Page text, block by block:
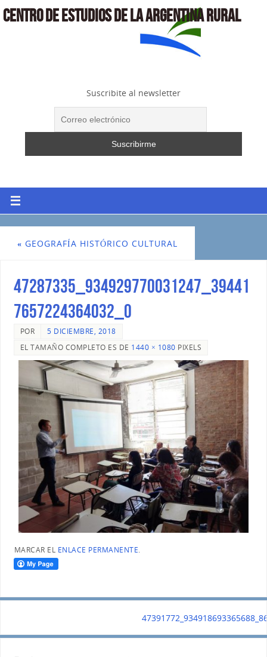
CENTRO DE ESTUDIOS DE LA ARGENTINA RURAL
Suscribite al newsletter
« GEOGRAFÍA HISTÓRICO CULTURAL
47287335_934929770031247_39441
7657224364032_o
POR
5 DICIEMBRE, 2018
EL TAMAÑO COMPLETO ES DE 1440 × 1080 PIXELS
MARCAR EL ENLACE PERMANENTE.